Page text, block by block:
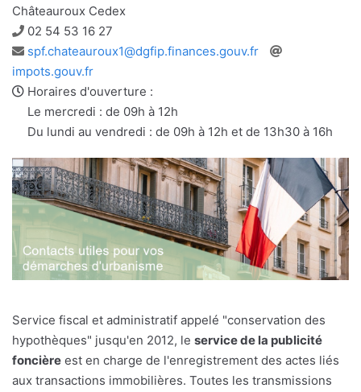
Châteauroux Cedex
Téléphone
02 54 53 16 27
Adresse
e-
mail
spf.chateauroux1@dgfip.finances.gouv.fr
impots.gouv.fr
Horaires d'ouverture :
Le mercredi : de 09h à 12h
Du lundi au vendredi : de 09h à 12h et de 13h30 à 16h
Service fiscal et administratif appelé "conservation des
hypothèques" jusqu'en 2012, le service de la publicité
foncière est en charge de l'enregistrement des actes liés
aux transactions immobilières. Toutes les transmissions